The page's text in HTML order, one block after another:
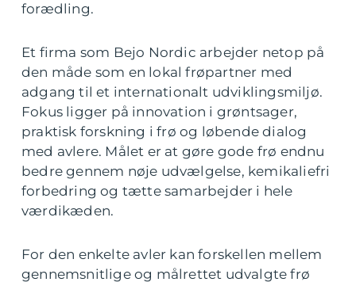
forædling.
Et firma som Bejo Nordic arbejder netop på
den måde som en lokal frøpartner med
adgang til et internationalt udviklingsmiljø.
Fokus ligger på innovation i grøntsager,
praktisk forskning i frø og løbende dialog
med avlere. Målet er at gøre gode frø endnu
bedre gennem nøje udvælgelse, kemikaliefri
forbedring og tætte samarbejder i hele
værdikæden.
For den enkelte avler kan forskellen mellem
gennemsnitlige og målrettet udvalgte frø